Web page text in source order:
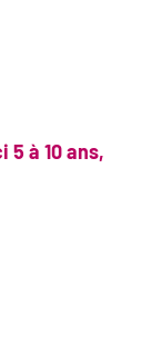
5 à 10 ans,